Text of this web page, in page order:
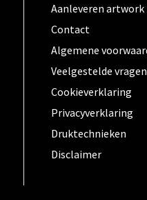
Aanleveren artwork
Contact
Algemene
Veelgestelde vragen
Cookieverklaring
Privacyverklaring
Druktechnieken
Disclaimer